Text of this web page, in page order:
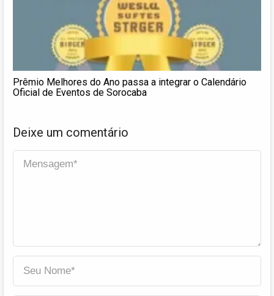
Prêmio Melhores do Ano passa a integrar o Calendário
Oficial de Eventos de Sorocaba
Deixe um comentário